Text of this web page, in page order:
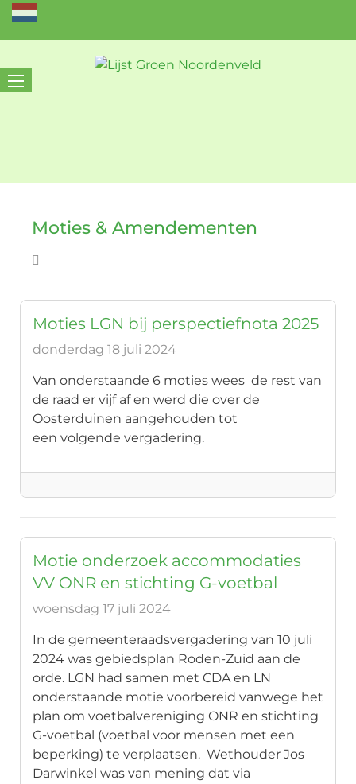
Moties & Amendementen
Moties LGN bij perspectiefnota 2025
donderdag 18 juli 2024
Van onderstaande 6 moties wees de rest van
de raad er vijf af en werd die over de
Oosterduinen aangehouden tot
een volgende vergadering.
Motie onderzoek accommodaties
VV ONR en stichting G-voetbal
woensdag 17 juli 2024
In de gemeenteraadsvergadering van 10 juli
2024 was gebiedsplan Roden-Zuid aan de
orde. LGN had samen met CDA en LN
onderstaande motie voorbereid vanwege het
plan om voetbalvereniging ONR en stichting
G-voetbal (voetbal voor mensen met een
beperking) te verplaatsen. Wethouder Jos
Darwinkel was van mening dat via